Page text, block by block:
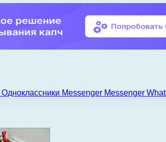
Одноклассники Messenger Messenger